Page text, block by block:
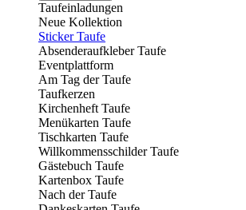
Taufeinladungen
Neue Kollektion
Sticker Taufe
Absenderaufkleber Taufe
Eventplattform
Am Tag der Taufe
Taufkerzen
Kirchenheft Taufe
Menükarten Taufe
Tischkarten Taufe
Willkommensschilder Taufe
Gästebuch Taufe
Kartenbox Taufe
Nach der Taufe